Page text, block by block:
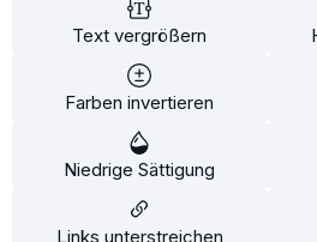
Information
* Alle Preise inkl. gesetzl.
und ggf.
Text vergrößern
Farben invertieren
Niedrige Sättigung
Links unterstreichen